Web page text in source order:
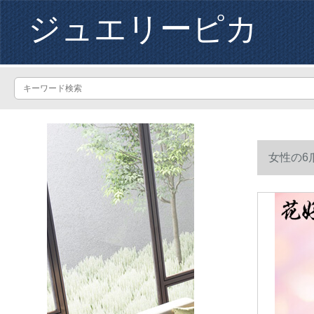
ジュエリーピカ
女性の6